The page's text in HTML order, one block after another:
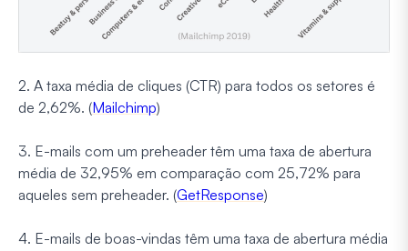
2. A taxa média de cliques (CTR) para todos os setores é
de 2,62%. (Mailchimp)
3. E-mails com um preheader têm uma taxa de abertura
média de 32,95% em comparação com 25,72% para
aqueles sem preheader. (GetResponse)
4. E-mails de boas-vindas têm uma taxa de abertura média